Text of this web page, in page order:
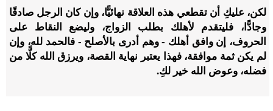
لكن، عليكِ أن تقطعي هذه العلاقة نهائيًّا، وإن كان الرجل صادقًا
وجادًّا، فليتقدم لأهلك بطلب الزواج، وليضع النقاط على
الحروف، إن وافق أهلك - وهم أدرى بالأصلح - فالحمد لله، وإن
لم يكن ثمة موافقة، فهذا يعتبر نهاية القصة، ويرزق الله كلًّا من
فضله، وعوض الله خير لكِ.